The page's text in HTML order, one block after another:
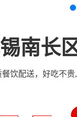
南长
饮配送，好吃不